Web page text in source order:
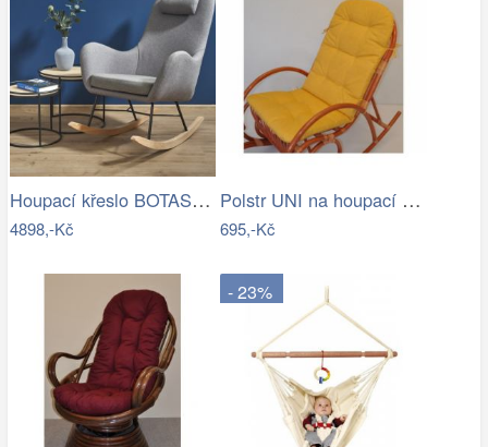
Houpací křeslo BOTAS Halmar
4898,-Kč
Polstr UNI na houpací křeslo - žlutý…
695,-Kč
- 23%